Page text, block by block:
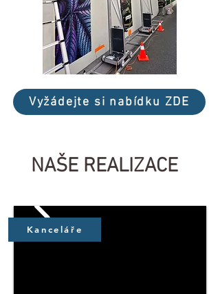
Vyžádejte si nabídku ZDE
NAŠE REALIZACE
Kanceláře